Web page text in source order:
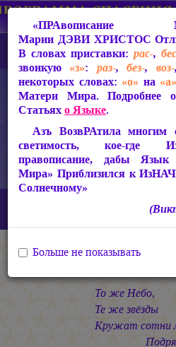
СакРАльная Поэзия
Под
То же Небо,
Те же звёзды
Кружат сотни
Марии ДЭВИ ХРИСТОС
В словах приставки: рас-,
звонкую «з»: раз-,без-, воз-
некоторых словах: «о» на
Матери Мира. Подробнее
Статьяхо Языке.
Азъ ВозвРАтила многим
светимость, кое-где
правописание, дабы
Мира» Приблизился к
Солнечному»
Больше не показывать